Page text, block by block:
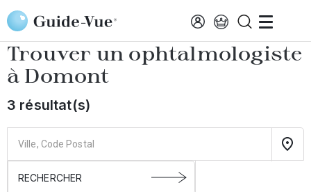
Aller au contenu principal
Accueil Annuaire des ophtalmologistes Domont
Trouver un ophtalmologiste
à Domont
3 résultat(s)